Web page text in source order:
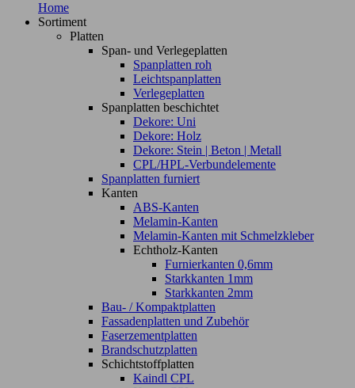
Home
Sortiment
Platten
Span- und Verlegeplatten
Spanplatten roh
Leichtspanplatten
Verlegeplatten
Spanplatten beschichtet
Dekore: Uni
Dekore: Holz
Dekore: Stein | Beton | Metall
CPL/HPL-Verbundelemente
Spanplatten furniert
Kanten
ABS-Kanten
Melamin-Kanten
Melamin-Kanten mit Schmelzkleber
Echtholz-Kanten
Furnierkanten 0,6mm
Starkkanten 1mm
Starkkanten 2mm
Bau- / Kompaktplatten
Fassadenplatten und Zubehör
Faserzementplatten
Brandschutzplatten
Schichtstoffplatten
Kaindl CPL